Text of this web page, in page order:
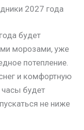
2027 года
будет
морозами, уже
потепление.
и комфортную
часы будет
не ниже